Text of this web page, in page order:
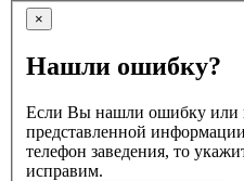
×
Нашли ошибку?
Если Вы нашли ошибку или
представленной
телефон заведения, то
исправим.